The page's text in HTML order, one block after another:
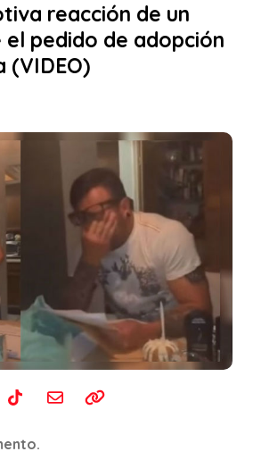
reacción de un
pedido de adopción
(VIDEO)